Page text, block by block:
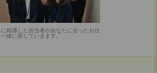
に精通した担当者があなたに合ったお仕
緒に探していきます。